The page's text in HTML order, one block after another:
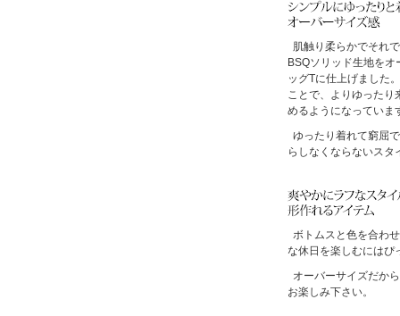
肌触り柔らかでそれ
BSQソリッド生地を
ッグTに仕上げました
ことで、よりゆったり
めるようになっていま
ゆったり着れて窮屈
らしなくならないスタ
ボトムスと色を合わ
な休日を楽しむにはぴ
オーバーサイズだか
お楽しみ下さい。